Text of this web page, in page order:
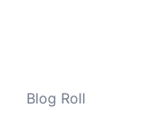
Blog Roll